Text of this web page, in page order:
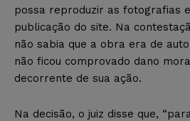
possa reproduzir as fotografias
publicação do site. Na
não sabia que a obra era de
não ficou comprovado dano
decorrente de sua ação.
Na decisão, o juiz disse que,